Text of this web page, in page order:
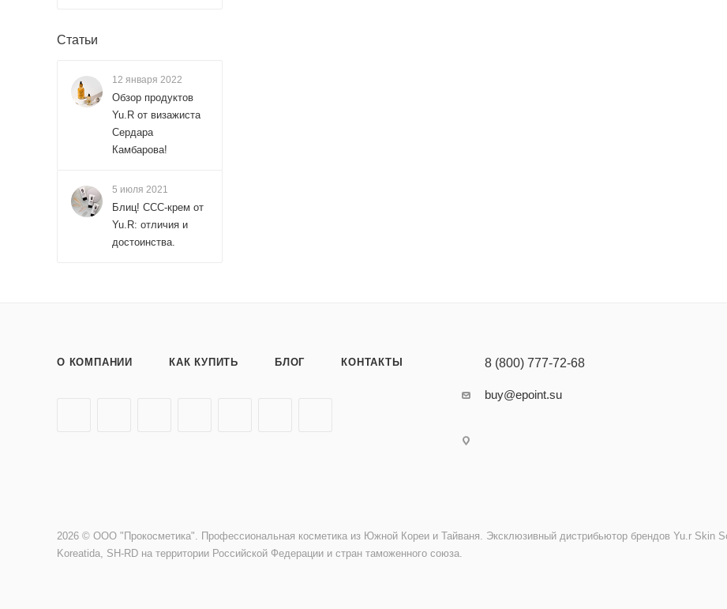
Статьи
12 января 2022
Обзор продуктов
Yu.R от визажиста
Сердара
Камбарова!
5 июля 2021
Блиц! ССС-крем от
Yu.R: отличия и
достоинства.
О КОМПАНИИ КАК КУПИТЬ БЛОГ КОНТАКТЫ 8 (800) 777-72-68
buy@epoint.su
2026 © ООО "Прокосметика". Профессиональная косметика из Южной Кореи и Тайваня. Эксклюзивный дистрибьютор брендов Yu.r Skin
Koreatida, SH-RD на территории Российской Федерации и стран таможенного союза.